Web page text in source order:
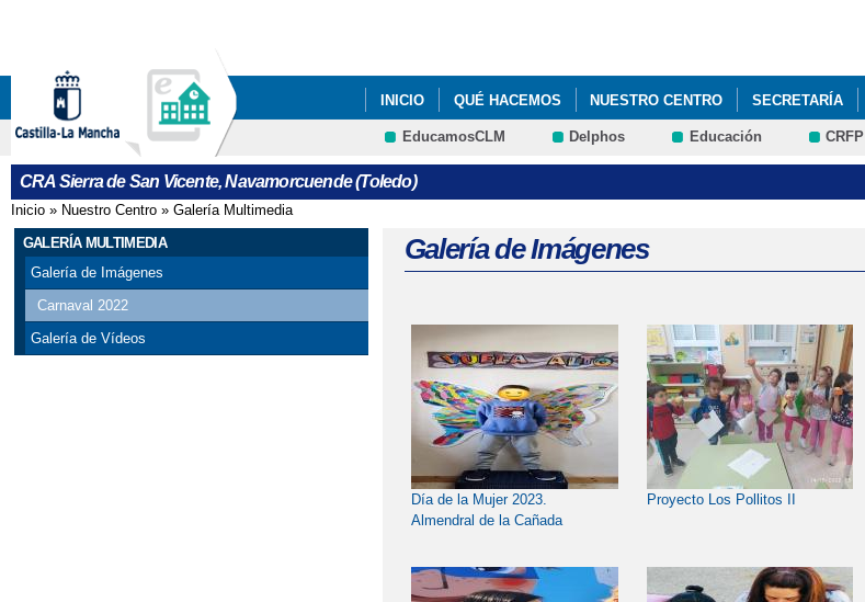
INICIO QUÉ HACEMOS NUESTRO CENTRO SECRETARÍA
REVISTA DIGITAL CRA SIERRA DE SAN VICENTE
EducamosCLM Delphos Educación CRFP
CRA Sierra de San Vicente, Navamorcuende (Toledo)
Se encuentra usted aquí
Inicio » Nuestro Centro » Galería Multimedia
GALERÍA MULTIMEDIA
Galería de Imágenes
Carnaval 2022
Galería de Vídeos
Galería de Imágenes
Día de la Mujer 2023.
Almendral de la Cañada
Proyecto Los Pollitos II
Páginas